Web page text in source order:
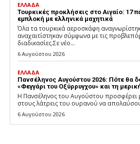
ΕΛΛΑΔΑ
Τουρκικές προκλήσεις στο Αιγαίο: 17
εμπλοκή με ελληνικά μαχητικά
Όλα τα τουρκικά αεροσκάφη
αναχαιτίστηκαν σύμφωνα με τις
διαδικασίες.Σε νέο...
6 Αυγούστου 2026
ΕΛΛΑΔΑ
Πανσέληνος Αυγούστου 2026: Πότε θα
«Φεγγάρι του Οξύρρυγχου» και τη
Η Πανσέληνος του Αυγούστου προσφέρει
στους λάτρεις του ουρανού να
6 Αυγούστου 2026